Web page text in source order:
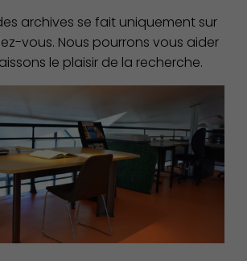
Économie Commerce
Emploi
archives se fait uniquement sur
vous. Nous pourrons vous aider
le plaisir de la recherche.